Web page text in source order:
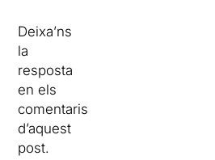
Deixa’ns
la
resposta
en els
comentaris
d’aquest
post.